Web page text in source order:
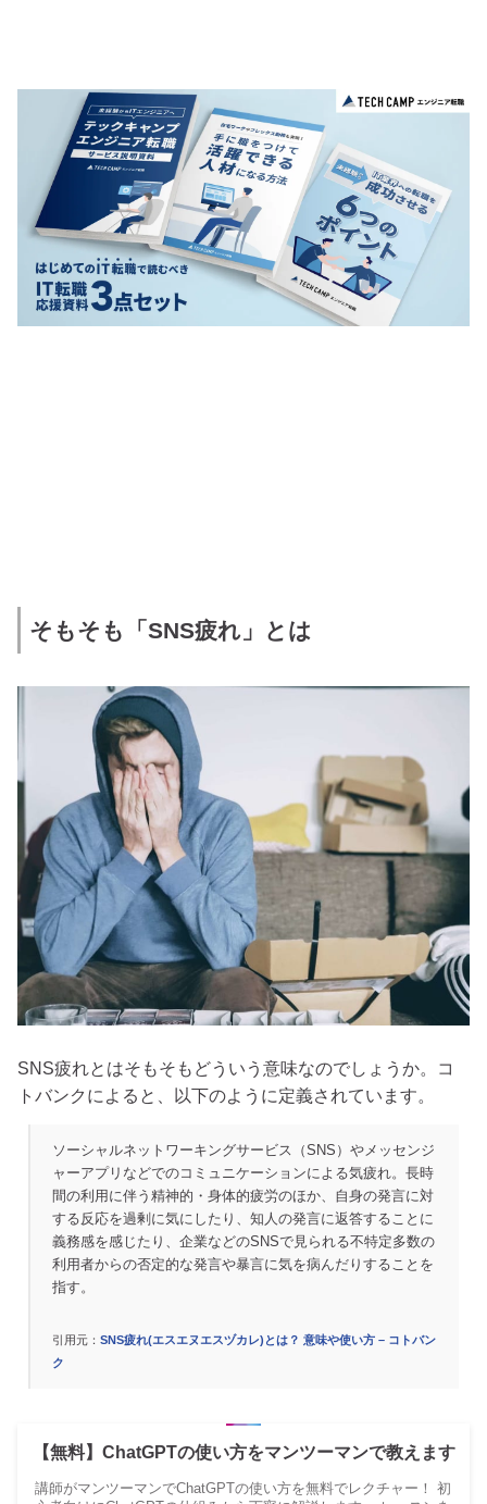
そもそも「SNS疲れ」とは
SNS疲れとはそもそもどういう意味なのでしょうか。コ
トバンクによると、以下のように定義されています。
ソーシャルネットワーキングサービス（SNS）やメッセンジ
ャーアプリなどでのコミュニケーションによる気疲れ。長時
間の利用に伴う精神的・身体的疲労のほか、自身の発言に対
する反応を過剰に気にしたり、知人の発言に返答することに
義務感を感じたり、企業などのSNSで見られる不特定多数の
利用者からの否定的な発言や暴言に気を病んだりすることを
指す。
引用元： SNS疲れ(エスエヌエスヅカレ)とは？ 意味や使い方 – コトバン
ク
【無料】ChatGPTの使い方をマンツーマンで教えます
講師がマンツーマンでChatGPTの使い方を無料でレクチャー！ 初